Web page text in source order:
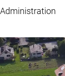
Administration